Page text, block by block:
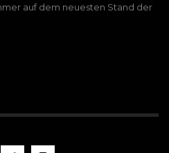
auf dem neuesten Stand der